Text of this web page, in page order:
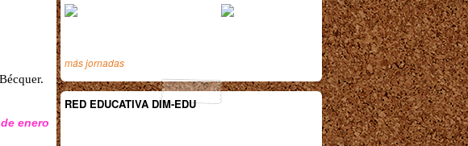
enero
más jornadas
RED EDUCATIVA DIM-EDU